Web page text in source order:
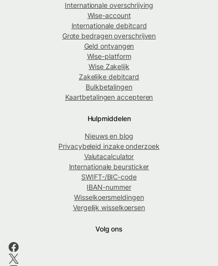
Internationale overschrijving
Wise-account
Internationale debitcard
Grote bedragen overschrijven
Geld ontvangen
Wise-platform
Wise Zakelijk
Zakelijke debitcard
Bulkbetalingen
Kaartbetalingen accepteren
Hulpmiddelen
Nieuws en blog
Privacybeleid inzake onderzoek
Valutacalculator
Internationale beursticker
SWIFT-/BIC-code
IBAN-nummer
Wisselkoersmeldingen
Vergelijk wisselkoersen
Volg ons